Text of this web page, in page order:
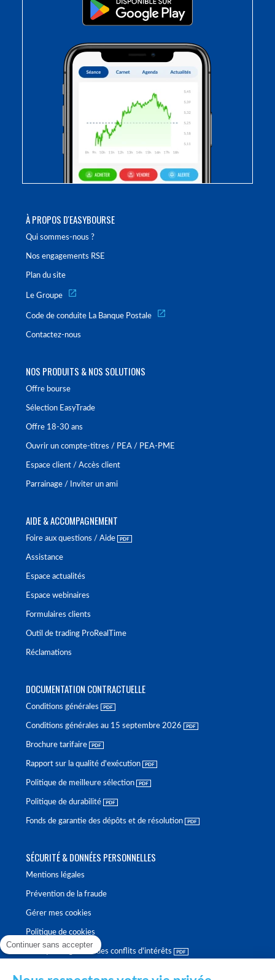
À PROPOS D'EASYBOURSE
Qui sommes-nous ?
Nos engagements RSE
Plan du site
Le Groupe
Code de conduite La Banque Postale
Contactez-nous
NOS PRODUITS & NOS SOLUTIONS
Offre bourse
Sélection EasyTrade
Offre 18-30 ans
Ouvrir un compte-titres / PEA / PEA-PME
Espace client / Accès client
Parrainage / Inviter un ami
AIDE & ACCOMPAGNEMENT
Foire aux questions / Aide
Assistance
Espace actualités
Espace webinaires
Formulaires clients
Outil de trading ProRealTime
Réclamations
DOCUMENTATION CONTRACTUELLE
Conditions générales
Conditions générales au 15 septembre 2026
Brochure tarifaire
Rapport sur la qualité d'exécution
Politique de meilleure sélection
Politique de durabilité
Fonds de garantie des dépôts et de résolution
SÉCURITÉ & DONNÉES PERSONNELLES
Mentions légales
Prévention de la fraude
Gérer mes cookies
Politique de cookies
Politique de gestion des conflits d'intérêts
Continuer sans accepter